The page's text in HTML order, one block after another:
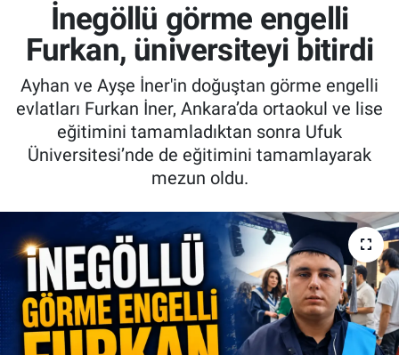
İnegöllü görme engelli
Furkan, üniversiteyi bitirdi
Ayhan ve Ayşe İner'in doğuştan görme engelli
evlatları Furkan İner, Ankara’da ortaokul ve lise
eğitimini tamamladıktan sonra Ufuk
Üniversitesi’nde de eğitimini tamamlayarak
mezun oldu.
Ekonomi
İnanç
Kadın & Aile
Kültür & Sanat
Sağlık
Siyaset
Teknoloji
Son Dakika Haberleri
Haber Arşivi